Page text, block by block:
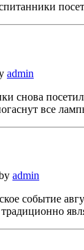
admin
снова
все
admin
событие